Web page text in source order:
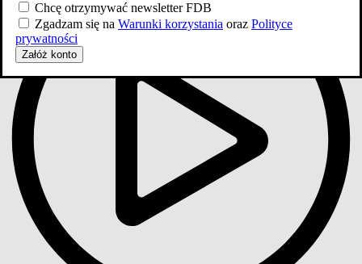
Chcę otrzymywać newsletter FDB
Zgadzam się na Warunki korzystania oraz Polityce
prywatności
Załóż konto